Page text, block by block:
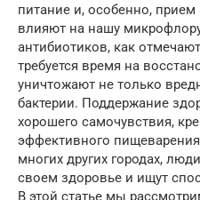
питание и, особенно, прием
влияют на нашу
антибиотиков, как
требуется время на
уничтожают не только
бактерии. Поддержание
хорошего самочувствия,
эффективного
многих других городах,
своем здоровье и ищут
В этой статье мы